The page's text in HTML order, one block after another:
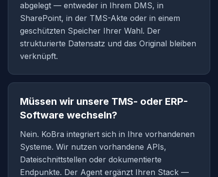
abgelegt — entweder in Ihrem DMS, in
SharePoint, in der TMS-Akte oder in einem
geschützten Speicher Ihrer Wahl. Der
strukturierte Datensatz und das Original bleiben
verknüpft.
Müssen wir unsere TMS- oder ERP-
Software wechseln?
Nein. KoBra integriert sich in Ihre vorhandenen
Systeme. Wir nutzen vorhandene APIs,
Dateischnittstellen oder dokumentierte
Endpunkte. Der Agent ergänzt Ihren Stack —